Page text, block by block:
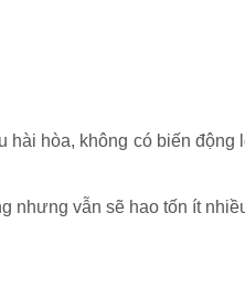
hòa, không có biến động
nhưng vẫn sẽ hao tốn ít